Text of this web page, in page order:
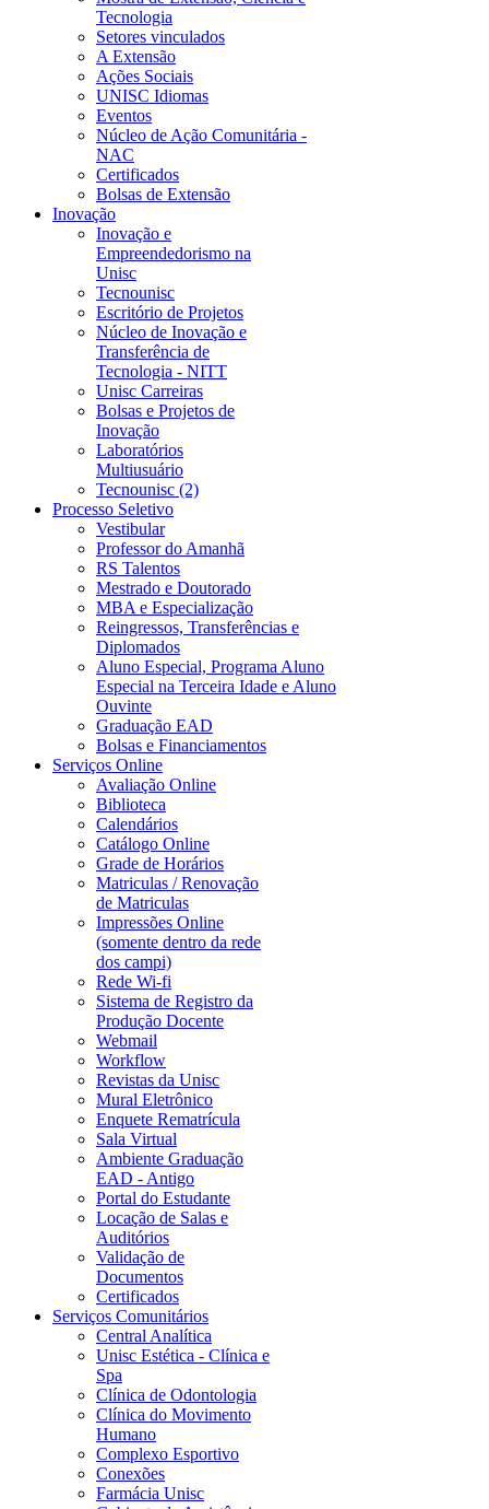
Tecnologia
Setores vinculados
A Extensão
Ações Sociais
UNISC Idiomas
Eventos
Núcleo de Ação Comunitária -
NAC
Certificados
Bolsas de Extensão
Inovação
Inovação e
Empreendedorismo na
Unisc
Tecnounisc
Escritório de Projetos
Núcleo de Inovação e
Transferência de
Tecnologia - NITT
Unisc Carreiras
Bolsas e Projetos de
Inovação
Laboratórios
Multiusuário
Tecnounisc (2)
Processo Seletivo
Vestibular
Professor do Amanhã
RS Talentos
Mestrado e Doutorado
MBA e Especialização
Reingressos, Transferências e
Diplomados
Aluno Especial, Programa Aluno
Especial na Terceira Idade e Aluno
Ouvinte
Graduação EAD
Bolsas e Financiamentos
Serviços Online
Avaliação Online
Biblioteca
Calendários
Catálogo Online
Grade de Horários
Matriculas / Renovação
de Matriculas
Impressões Online
(somente dentro da rede
dos campi)
Rede Wi-fi
Sistema de Registro da
Produção Docente
Webmail
Workflow
Revistas da Unisc
Mural Eletrônico
Enquete Rematrícula
Sala Virtual
Ambiente Graduação
EAD - Antigo
Portal do Estudante
Locação de Salas e
Auditórios
Validação de
Documentos
Certificados
Serviços Comunitários
Central Analítica
Unisc Estética - Clínica e
Spa
Clínica de Odontologia
Clínica do Movimento
Humano
Complexo Esportivo
Conexões
Farmácia Unisc